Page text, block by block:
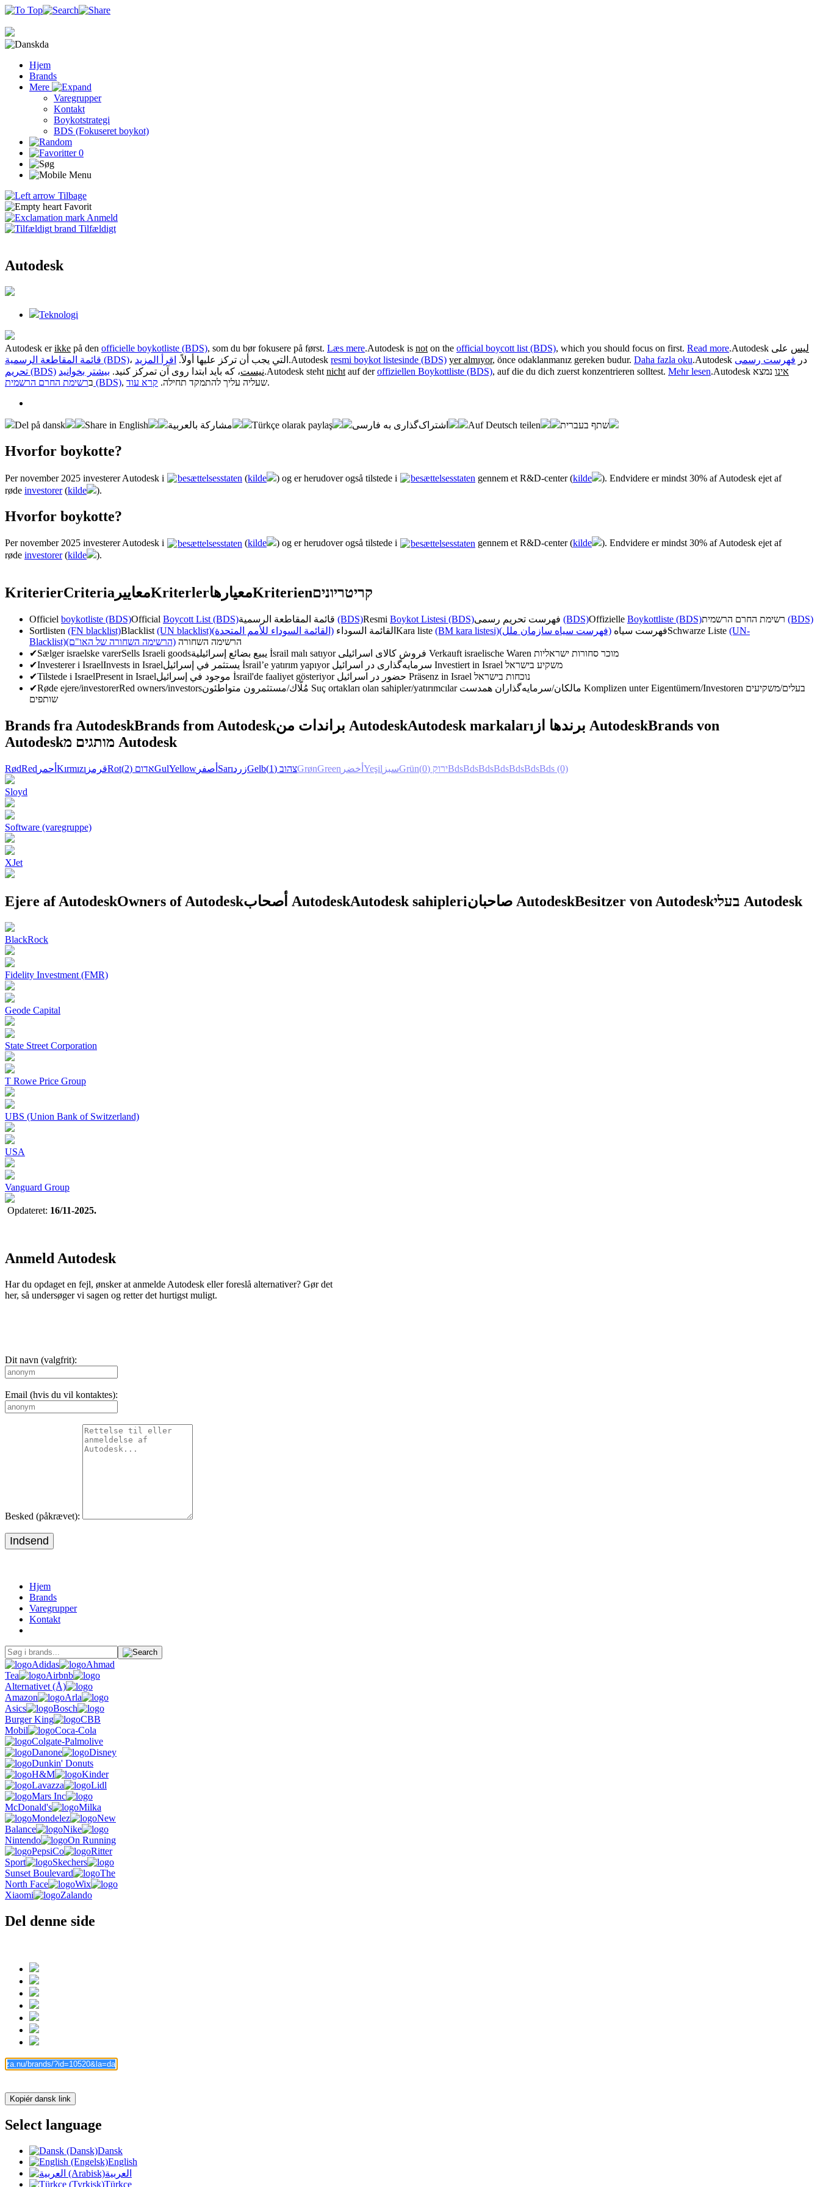
da
Hjem
Brands
Mere
Varegrupper
Kontakt
Boykotstrategi
BDS (Fokuseret boykot)
0
Tilbage
Favorit
Anmeld
Tilfældigt
Autodesk
Teknologi
Autodesk erikke på den officielle boykotliste (BDS), som du bør fokusere på først. Læs mere.Autodesk is not on the official boycott list (BDS), which you should focus on first. Read more.Autodesk ليس على
قائمة المقاطعة الرسمية (BDS)
، التي يجب أن تركز عليها أولاً. اقرأ المزيد .Autodesk resmi boykot listesinde (BDS) yer almıyor, önce odaklanmanız gereken budur. Daha fazla oku. Autodesk در فهرست رسمی
تحریم (BDS)
نیست، که باید ابتدا روی آن تمرکز کنید. بیشتر بخوانید .Autodesk steht nicht auf deroffiziellen Boykottliste (BDS), auf die du dich zuerst konzentrieren solltest. Mehr lesen.Autodesk אינו נמצא
ב רשימת החרם הרשמית (BDS) , שעליה עליך להתמקד תחילה. קרא עוד .
Del på dansk Share in English مشاركة بالعربية Türkçe olarak paylaş اشتراک‌گذاری به فارسی Auf Deutsch teilen שתף בעברית
Hvorfor boykotte?
Per november 2025 investerer Autodesk i besættelsesstaten (kilde ) og er herudover også tilstede i besættelsesstaten gennem et R&D-center (kilde
). Endvidere er mindst 30% af Autodesk ejet af
røde investorer(kilde ).
Hvorfor boykotte?
Per november 2025 investerer Autodesk i besættelsesstaten (kilde ) og er herudover også tilstede i besættelsesstaten gennem et R&D-center (kilde
). Endvidere er mindst 30% af Autodesk ejet af
røde investorer(kilde ).
KriterierCriteria معاييرKriterlerمعیارهاKriterienקריטריונים
Officiel boykotliste (BDS)Official Boycott List (BDS) (BDS)Resmi Boykot Listesi (BDS) (BDS)Offizielle Boykottliste (BDS)
(BDS)
Sortlisten (FN blacklist)Blacklist (UN blacklist) القائمة السوداء (القائمة السوداء للأمم المتحدة) Kara liste (BM kara listesi) فهرست سیاه (فهرست سیاه سازمان ملل) Schwarze Liste (UN-
Blacklist)
הרשימה השחורה (הרשימה השחורה של האו"ם)
✔Sælger israelske varerSells Israeli goods İsrail malı satıyor Verkauft israelische Waren מוכר סחורות ישראליות
✔Investerer i IsraelInvests in Israel İsrail’e yatırım yapıyor Investiert in Israel משקיע בישראל
✔Tilstede i IsraelPresent in Israel İsrail'de faaliyet gösteriyor Präsenz in Israel נוכחות בישראל
✔Røde ejere/investorerRed owners/investors Suç ortakları olan sahipler/yatırımcılar Komplizen unter Eigentümern/Investoren בעלים/משקיעים
שותפים
Brands fra AutodeskBrands from Autodesk براندات من AutodeskAutodesk markaları برندها از AutodeskBrands von
Autodesk
מותגים מ Autodesk
RødRed أحمر Kırmızı قرمزRot אדום (2) GulYellow أصفر SarıزردGelb צהוב (1) GrønGreen أخضر Yeşil سبزGrün ירוק (0) BdsBdsBdsBdsBdsBdsBds (0)
Sloyd
Software (varegruppe)
XJet
Ejere af AutodeskOwners of Autodesk أصحاب AutodeskAutodesk sahipleri صاحبان AutodeskBesitzer von Autodesk בעלי Autodesk
BlackRock
Fidelity Investment (FMR)
Geode Capital
State Street Corporation
T Rowe Price Group
UBS (Union Bank of Switzerland)
USA
Vanguard Group
Opdateret: 16/11-2025.
Anmeld Autodesk
Har du opdaget en fejl, ønsker at anmelde Autodesk eller foreslå alternativer? Gør det
her, så undersøger vi sagen og retter det hurtigst muligt.
Dit navn (valgfrit):
Email (hvis du vil kontaktes):
Besked (påkrævet):
Indsend
Hjem
Brands
Varegrupper
Kontakt
Adidas
Ahmad
Tea
Airbnb
Alternativet (Å)
Amazon
Arla
Asics
Bosch
Burger King
CBB
Mobil
Coca-Cola
Colgate-Palmolive
Danone
Disney
Dunkin' Donuts
H&M
Kinder
Lavazza
Lidl
Mars Inc
McDonald's
Milka
Mondelez
New
Balance
Nike
Nintendo
On Running
PepsiCo
Ritter
Sport
Skechers
Sunset Boulevard
The
North Face
Wix
Xiaomi
Zalando
Del denne side
Kopiér dansk link
Select language
Dansk
English
العربية
Türkçe